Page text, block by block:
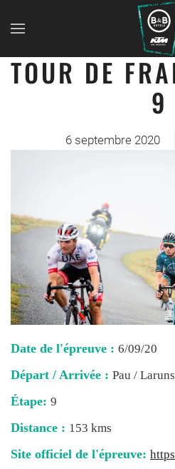
TOUR DE
9
6 septembre 2020
Date de l'épreuve : 6/09/20
Départ / Arrivée : Pau / Laruns
Étape: 9
Distance : 153 kms
Site officiel de l'épreuve: